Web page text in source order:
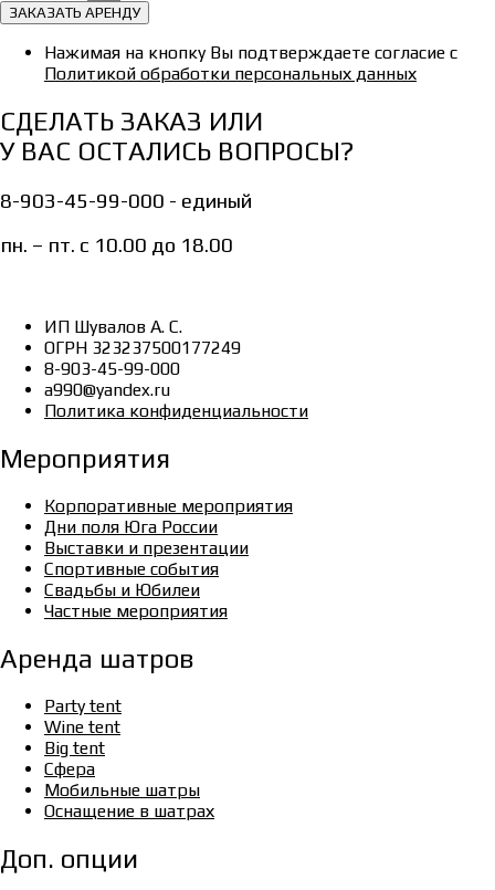
ЗАКАЗАТЬ АРЕНДУ
Нажимая на кнопку Вы подтверждаете согласие с
Политикой обработки персональных данных
СДЕЛАТЬ ЗАКАЗ ИЛИ
У ВАС ОСТАЛИСЬ ВОПРОСЫ?
8-903-45-99-000 - единый
пн. – пт. с 10.00 до 18.00
ИП Шувалов А. С.
ОГРН 323237500177249
8-903-45-99-000
a990@yandex.ru
Политика конфиденциальности
Мероприятия
Корпоративные мероприятия
Дни поля Юга России
Выставки и презентации
Спортивные события
Свадьбы и Юбилеи
Частные мероприятия
Аренда шатров
Party tent
Wine tent
Big tent
Сфера
Мобильные шатры
Оснащение в шатрах
Доп. опции